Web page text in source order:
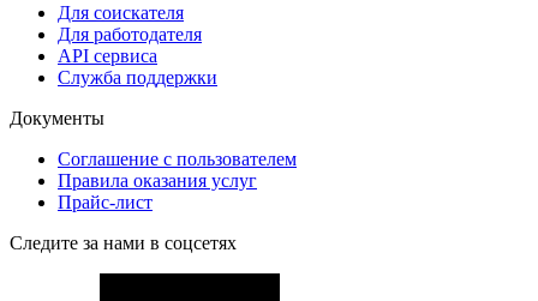
Для соискателя
Для работодателя
API сервиса
Служба поддержки
Документы
Соглашение с пользователем
Правила оказания услуг
Прайс-лист
Следите за нами в соцсетях